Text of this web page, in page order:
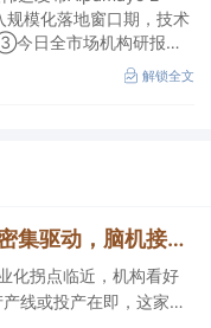
模化落地窗口期，技术
今日全市场机构研报共
公司获得首度覆盖，其中
覆盖；④在个股机构关注
解锁全文
【电报解读】政策、临床、技术密集驱动，脑机接口商业化拐点临近，机构看好2026年是植入式脑机接口量产元年，国产产线或投产在即，这家公司对多模态人机交互系统集成关键技术进行了研发
化拐点临近，机构看好
线或投产在即，这家公